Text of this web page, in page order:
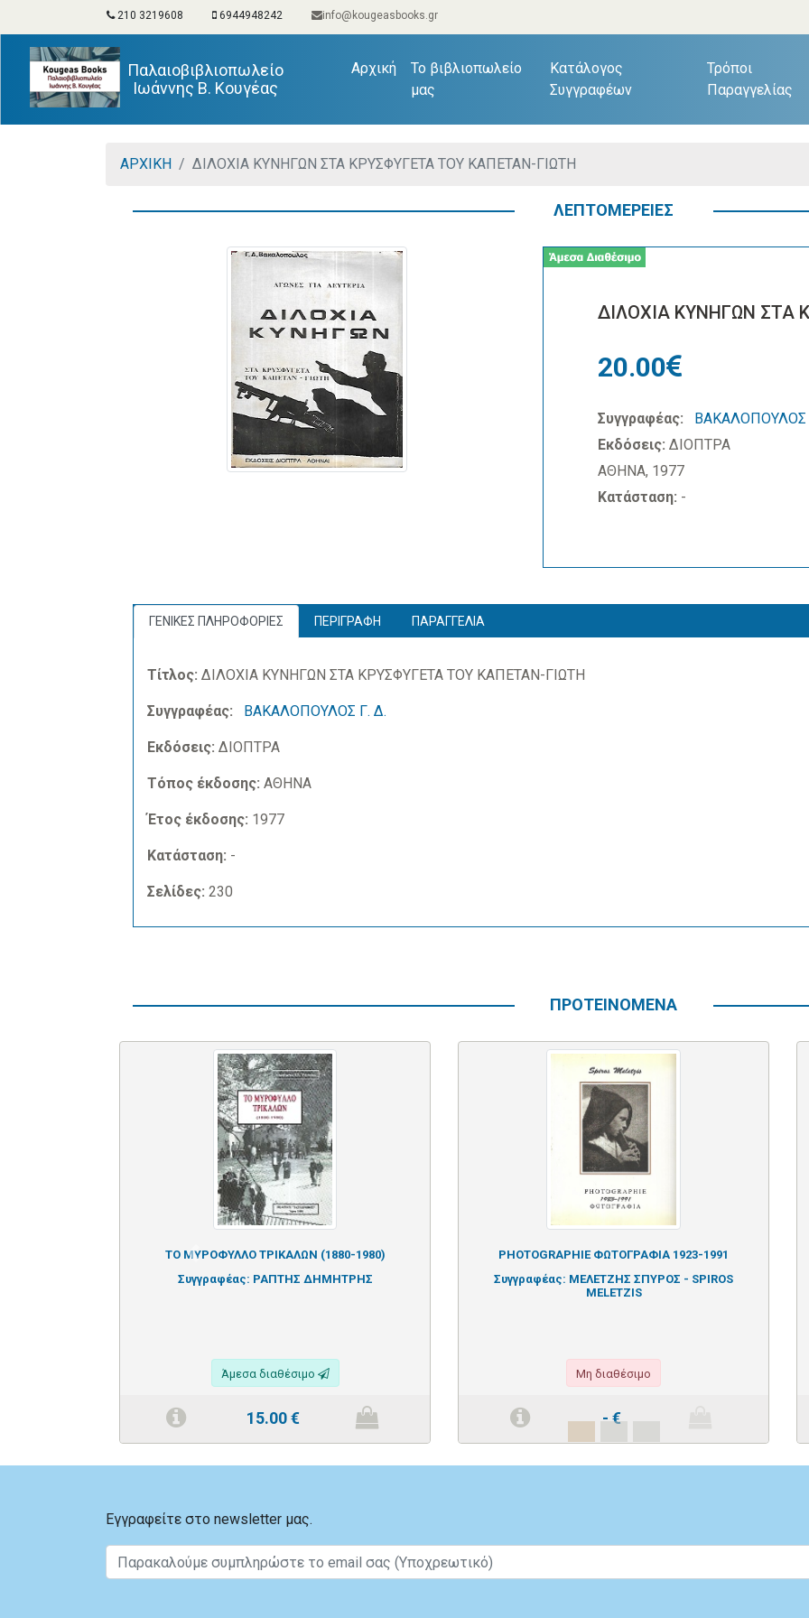
210 3219608 6944948242 info@kougeasbooks.gr
Παλαιοβιβλιοπωλείο
Ιωάννης Β. Κουγέας
Αρχική(current)
Το βιβλιοπωλείο
μας
Κατάλογος
Συγγραφέων
Τρόποι
Παραγγελίας
ΑΡΧΙΚΗ ΔΙΛΟΧΙΑ ΚΥΝΗΓΩΝ ΣΤΑ ΚΡΥΣΦΥΓΕΤΑ ΤΟΥ ΚΑΠΕΤΑΝ-ΓΙΩΤΗ
ΛΕΠΤΟΜΕΡΕΙΕΣ
ΔΙΛΟΧΙΑ ΚΥΝΗΓΩΝ ΣΤΑ
20.00
Συγγραφέας:
ΒΑΚΑΛΟΠΟΥΛΟΣ
Εκδόσεις: ΔΙΟΠΤΡΑ
ΑΘΗΝΑ, 1977
Κατάσταση: -
ΓΕΝΙΚΕΣ ΠΛΗΡΟΦΟΡΙΕΣ ΠΕΡΙΓΡΑΦΗ ΠΑΡΑΓΓΕΛΙΑ
Τίτλος: ΔΙΛΟΧΙΑ ΚΥΝΗΓΩΝ ΣΤΑ ΚΡΥΣΦΥΓΕΤΑ ΤΟΥ ΚΑΠΕΤΑΝ-ΓΙΩΤΗ
Συγγραφέας: ΒΑΚΑΛΟΠΟΥΛΟΣ Γ. Δ.
Εκδόσεις: ΔΙΟΠΤΡΑ
Τόπος έκδοσης: ΑΘΗΝΑ
Έτος έκδοσης: 1977
Κατάσταση: -
Σελίδες: 230
ΠΡΟΤΕΙΝΟΜΕΝΑ
ΤΟ ΜΥΡΟΦΥΛΛΟ ΤΡΙΚΑΛΩΝ (1880-1980)
Συγγραφέας: ΡΑΠΤΗΣ ΔΗΜΗΤΡΗΣ
Άμεσα διαθέσιμο
15.00€
PHOTOGRAPHIE ΦΩΤΟΓΡΑΦΙΑ 1923-1991
Συγγραφέας: ΜΕΛΕΤΖΗΣ ΣΠΥΡΟΣ - SPIROS
MELETZIS
Μη διαθέσιμο
- €
Previous
Εγγραφείτε στο newsletter μας.